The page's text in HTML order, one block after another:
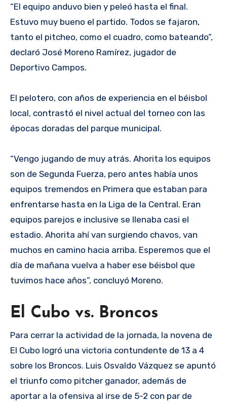
“El equipo anduvo bien y peleó hasta el final.
Estuvo muy bueno el partido. Todos se fajaron,
tanto el pitcheo, como el cuadro, como bateando”,
declaró José Moreno Ramírez, jugador de
Deportivo Campos.
El pelotero, con años de experiencia en el béisbol
local, contrastó el nivel actual del torneo con las
épocas doradas del parque municipal.
“Vengo jugando de muy atrás. Ahorita los equipos
son de Segunda Fuerza, pero antes había unos
equipos tremendos en Primera que estaban para
enfrentarse hasta en la Liga de la Central. Eran
equipos parejos e inclusive se llenaba casi el
estadio. Ahorita ahí van surgiendo chavos, van
muchos en camino hacia arriba. Esperemos que el
día de mañana vuelva a haber ese béisbol que
tuvimos hace años”, concluyó Moreno.
El Cubo vs. Broncos
Para cerrar la actividad de la jornada, la novena de
El Cubo logró una victoria contundente de 13 a 4
sobre los Broncos. Luis Osvaldo Vázquez se apuntó
el triunfo como pitcher ganador, además de
aportar a la ofensiva al irse de 5-2 con par de